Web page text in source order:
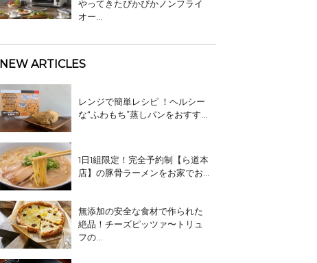
やってきたぴかぴかノンフライ
オー...
NEW ARTICLES
レンジで簡単レシピ ！ヘルシー
な“ふわもち”蒸しパンをおすす...
1日1組限定！完全予約制【ら道本
店】の豚骨ラーメンをお家でお...
無添加の安全な食材で作られた
絶品！チーズピッツァ〜トリュ
フの...